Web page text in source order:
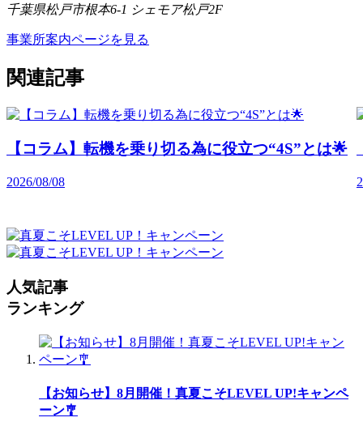
千葉県松戸市根本6-1 シェモア松戸2F
事業所案内ページを見る
関連記事
【コラム】転機を乗り切る為に役立つ“4S”とは🌟
2026/08/08
人気記事
ランキング
【お知らせ】8月開催！真夏こそLEVEL UP!キャンペ
ーン🎐